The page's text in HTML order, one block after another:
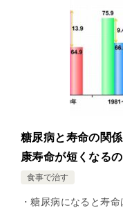
糖尿病と寿命の関
康寿命が短くなる
食事で治す
・糖尿病になると寿